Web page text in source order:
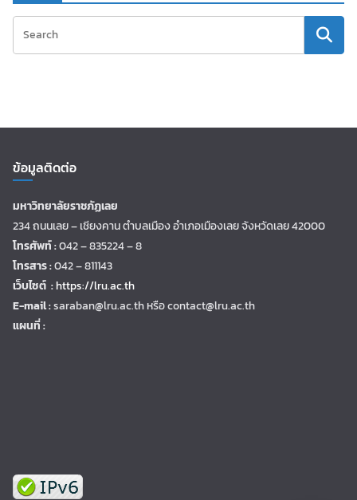
ข้อมูลติดต่อ
มหาวิทยาลัยราชภัฏเลย
234 ถนนเลย – เชียงคาน ตำบลเมือง อำเภอเมืองเลย จังหวัดเลย 42000
โทรศัพท์ :042 – 835224 – 8
โทรสาร :042 – 811143
เว็บไซต์ :https://lru.ac.th
E-mail :saraban@lru.ac.thหรือ contact@lru.ac.th
แผนที่ :